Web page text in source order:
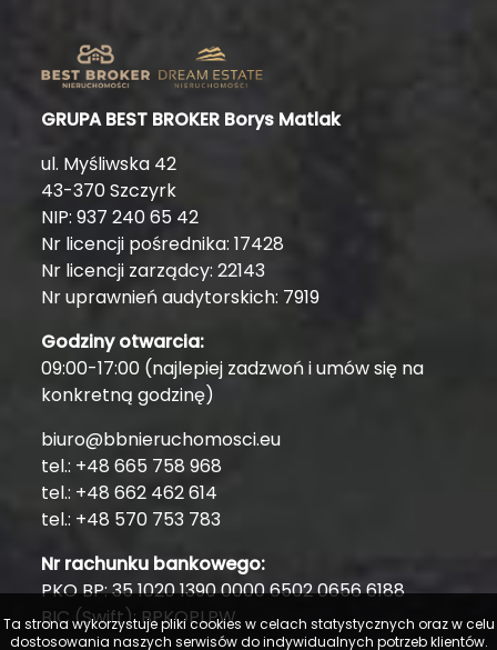
GRUPA BEST BROKER Borys Matlak
ul. Myśliwska 42
43-370 Szczyrk
NIP: 937 240 65 42
Nr licencji pośrednika: 17428
Nr licencji zarządcy: 22143
Nr uprawnień audytorskich: 7919
Godziny otwarcia:
09:00-17:00 (najlepiej zadzwoń i umów się na
konkretną godzinę)
biuro@bbnieruchomosci.eu
tel.: +48 665 758 968
tel.: +48 662 462 614
tel.: +48 570 753 783
Nr rachunku bankowego:
PKO BP: 35 1020 1390 0000 6502 0656 6188
BIC (Swift): BPKOPLPW
Ta strona wykorzystuje pliki cookies w celach statystycznych oraz w celu
dostosowania naszych serwisów do indywidualnych potrzeb klientów.